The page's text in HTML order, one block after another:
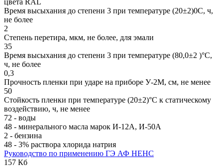
Время высыхания до степени 3 при температуре (20±2)0С, ч,
не более
2
Степень перетира, мкм, не более, для эмали
35
Время высыхания до степени 3 при температуре (80,0±2 )°С,
ч, не более
0,3
Прочность пленки при ударе на приборе У-2М, см, не менее
50
Стойкость пленки при температуре (20±2)°С к статическому
воздействию, ч, не менее
72 - воды
48 - минерального масла марок И-12А, И-50А
2 - бензина
48 - 3% раствора хлорида натрия
Руководство по применению ГЭ АФ НЕНС
157 Кб